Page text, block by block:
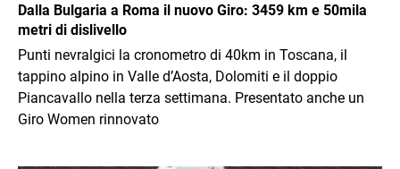
Dalla Bulgaria a Roma il nuovo Giro: 3459 km e 50mila
metri di dislivello
Punti nevralgici la cronometro di 40km in Toscana, il
tappino alpino in Valle d’Aosta, Dolomiti e il doppio
Piancavallo nella terza settimana. Presentato anche un
Giro Women rinnovato